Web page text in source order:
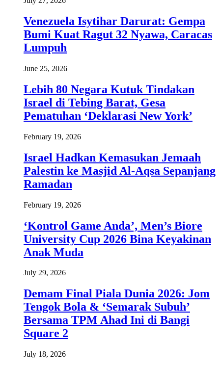
Venezuela Isytihar Darurat: Gempa
Bumi Kuat Ragut 32 Nyawa, Caracas
Lumpuh
June 25, 2026
Lebih 80 Negara Kutuk Tindakan
Israel di Tebing Barat, Gesa
Pematuhan ‘Deklarasi New York’
February 19, 2026
Israel Hadkan Kemasukan Jemaah
Palestin ke Masjid Al-Aqsa Sepanjang
Ramadan
February 19, 2026
‘Kontrol Game Anda’, Men’s Biore
University Cup 2026 Bina Keyakinan
Anak Muda
July 29, 2026
Demam Final Piala Dunia 2026: Jom
Tengok Bola & ‘Semarak Subuh’
Bersama TPM Ahad Ini di Bangi
Square 2
July 18, 2026